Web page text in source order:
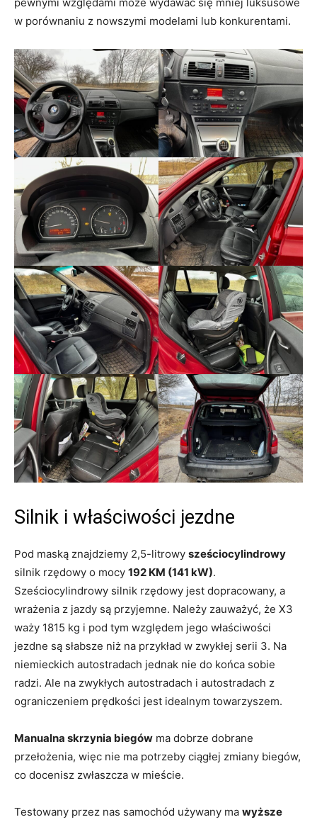
w porównaniu z nowszymi modelami lub konkurentami.
Silnik i właściwości jezdne
Pod maską znajdziemy 2,5-litrowy sześciocylindrowy
silnik rzędowy o mocy 192 KM (141 kW).
Sześciocylindrowy silnik rzędowy jest dopracowany, a
wrażenia z jazdy są przyjemne. Należy zauważyć, że X3
waży 1815 kg i pod tym względem jego właściwości
jezdne są słabsze niż na przykład w zwykłej serii 3. Na
niemieckich autostradach jednak nie do końca sobie
radzi. Ale na zwykłych autostradach i autostradach z
ograniczeniem prędkości jest idealnym towarzyszem.
Manualna skrzynia biegów ma dobrze dobrane
przełożenia, więc nie ma potrzeby ciągłej zmiany biegów,
co docenisz zwłaszcza w mieście.
Testowany przez nas samochód używany ma wyższe